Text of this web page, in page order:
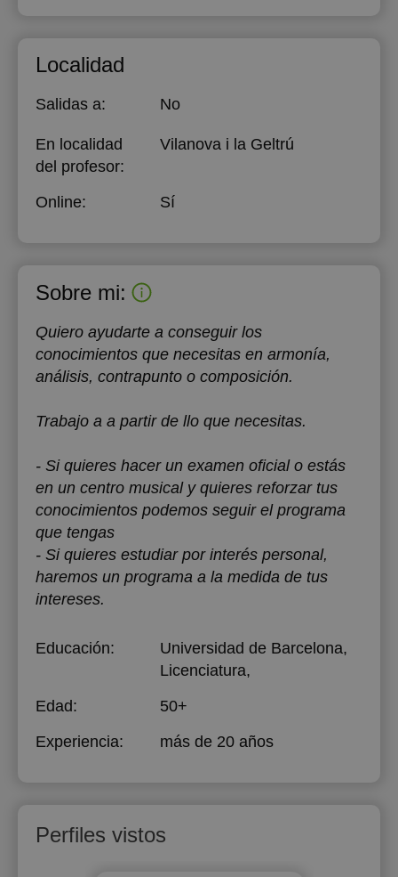
Localidad
Salidas a: No
En localidad
del profesor:
Vilanova i la Geltrú
Online: Sí
Sobre mi:
Quiero ayudarte a conseguir los
conocimientos que necesitas en armonía,
análisis, contrapunto o composición.
Trabajo a a partir de llo que necesitas.
- Si quieres hacer un examen oficial o estás
en un centro musical y quieres reforzar tus
conocimientos podemos seguir el programa
que tengas
- Si quieres estudiar por interés personal,
haremos un programa a la medida de tus
intereses.
Educación: Universidad de Barcelona,
Licenciatura,
Edad:
50+
Experiencia:
más de 20 años
Perfiles vistos